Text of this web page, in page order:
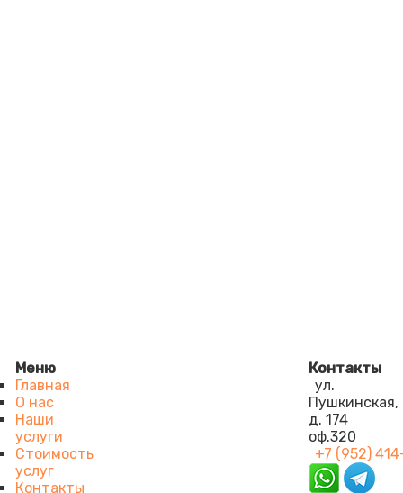
Меню
Главная
О нас
Наши
услуги
Стоимость
услуг
Контакты
Контакты
ул.
Пушкинская,
д. 174
оф.320
+7 (952)